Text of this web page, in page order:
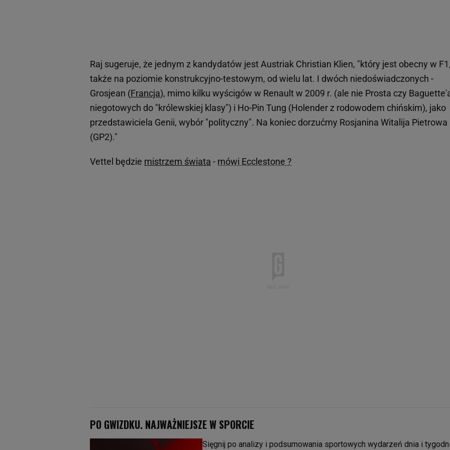
Raj sugeruje, że jednym z kandydatów jest Austriak Christian Klien, "który jest obecny w
także na poziomie konstrukcyjno-testowym, od wielu lat. I dwóch niedoświadczonych -
Grosjean (Francja), mimo kilku wyścigów w Renault w 2009 r. (ale nie Prosta czy
niegotowych do "królewskiej klasy") i Ho-Pin Tung (Holender z rodowodem chińskim), jako
przedstawiciela Genii, wybór "polityczny". Na koniec dorzućmy Rosjanina Witalija Pietrowa
(GP2)."
Vettel będzie mistrzem świata - mówi Ecclestone ?